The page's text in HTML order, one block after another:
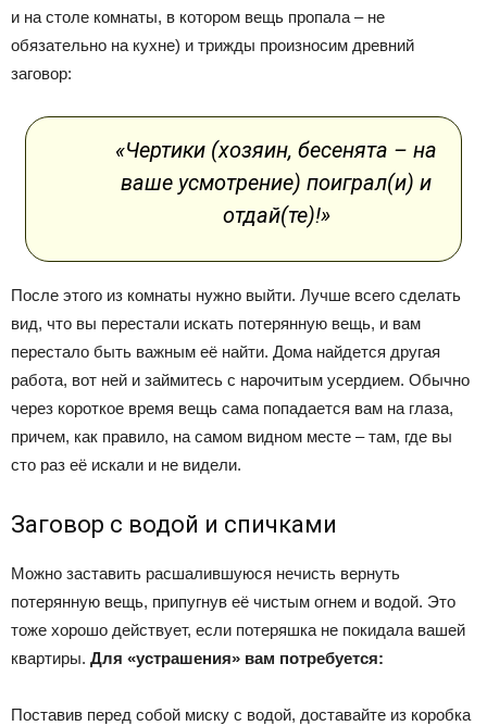
и на столе комнаты, в котором вещь пропала – не
обязательно на кухне) и трижды произносим древний
заговор:
«Чертики (хозяин, бесенята – на
ваше усмотрение) поиграл(и) и
отдай(те)!»
После этого из комнаты нужно выйти. Лучше всего сделать
вид, что вы перестали искать потерянную вещь, и вам
перестало быть важным её найти. Дома найдется другая
работа, вот ней и займитесь с нарочитым усердием. Обычно
через короткое время вещь сама попадается вам на глаза,
причем, как правило, на самом видном месте – там, где вы
сто раз её искали и не видели.
Заговор с водой и спичками
Можно заставить расшалившуюся нечисть вернуть
потерянную вещь, припугнув её чистым огнем и водой. Это
тоже хорошо действует, если потеряшка не покидала вашей
квартиры. Для «устрашения» вам потребуется:
Поставив перед собой миску с водой, доставайте из коробка